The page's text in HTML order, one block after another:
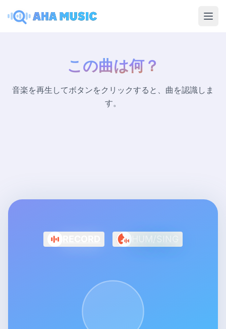
この曲は何？
音楽を再生してボタンをクリックすると、曲を認識しま
す。
HUM/SING